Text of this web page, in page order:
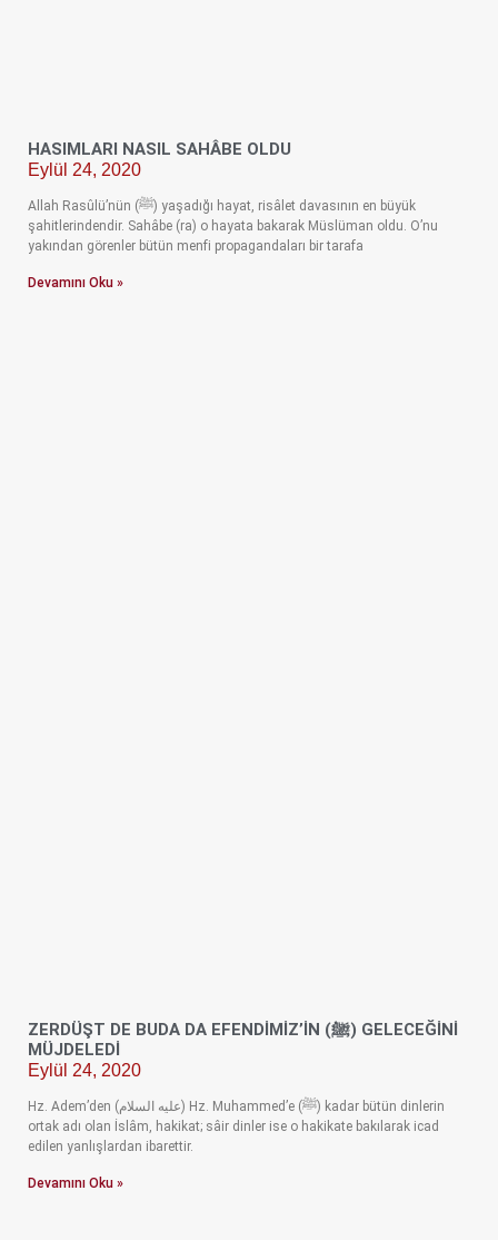
HASIMLARI NASIL SAHÂBE OLDU
Eylül 24, 2020
Allah Rasûlü’nün (ﷺ) yaşadığı hayat, risâlet davasının en büyük
şahitlerindendir. Sahâbe (ra) o hayata bakarak Müslüman oldu. O’nu
yakından görenler bütün menfi propagandaları bir tarafa
Devamını Oku »
ZERDÜŞT DE BUDA DA EFENDİMİZ’İN (ﷺ) GELECEĞİNİ
MÜJDELEDİ
Eylül 24, 2020
Hz. Adem’den (عليه السلام) Hz. Muhammed’e (ﷺ) kadar bütün dinlerin
ortak adı olan İslâm, hakikat; sâir dinler ise o hakikate bakılarak icad
edilen yanlışlardan ibarettir.
Devamını Oku »